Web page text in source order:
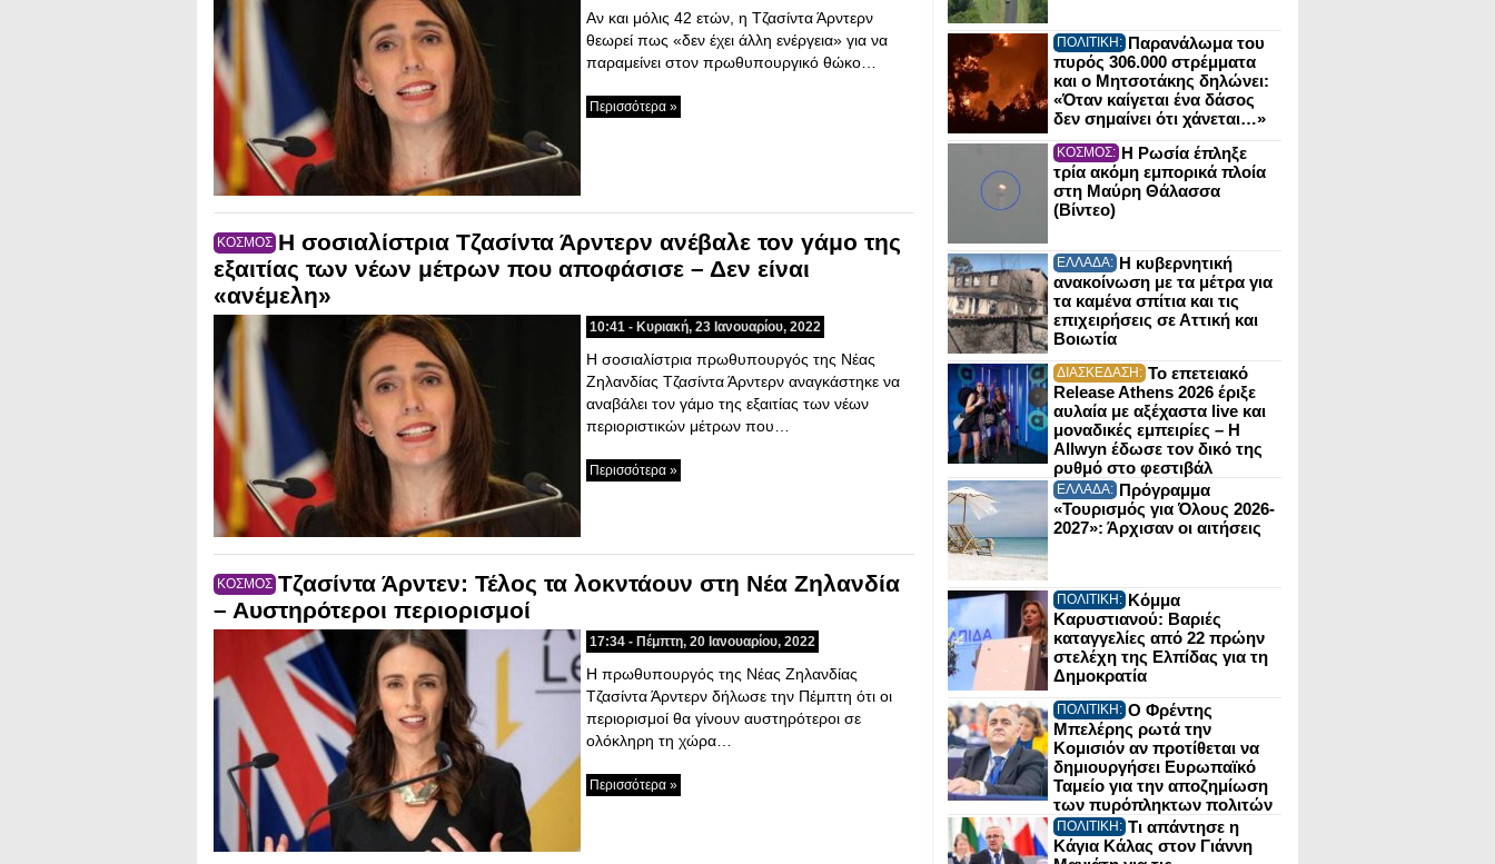
Αν και μόλις 42 ετών, η Τζασίντα Άρντερν
θεωρεί πως «δεν έχει άλλη ενέργεια» για να
παραμείνει στον πρωθυπουργικό θώκο…
Περισσότερα »
ΚΟΣΜΟΣ Η σοσιαλίστρια Τζασίντα Άρντερν ανέβαλε τον γάμο της
εξαιτίας των νέων μέτρων που αποφάσισε – Δεν είναι
«ανέμελη»
10:41 - Κυριακή, 23 Ιανουαρίου, 2022
Η σοσιαλίστρια πρωθυπουργός της Νέας
Ζηλανδίας Τζασίντα Άρντερν αναγκάστηκε να
αναβάλει τον γάμο της εξαιτίας των νέων
περιοριστικών μέτρων που…
Περισσότερα »
ΚΟΣΜΟΣ Τζασίντα Άρντεν: Τέλος τα λοκντάουν στη Νέα Ζηλανδία
– Αυστηρότεροι περιορισμοί
17:34 - Πέμπτη, 20 Ιανουαρίου, 2022
Η πρωθυπουργός της Νέας Ζηλανδίας
Τζασίντα Άρντερν δήλωσε την Πέμπτη ότι οι
περιορισμοί θα γίνουν αυστηρότεροι σε
ολόκληρη τη χώρα…
Περισσότερα »
ΠΟΛΙΤΙΚΗ: Παρανάλωμα του
πυρός 306.000 στρέμματα
και ο Μητσοτάκης δηλώνει:
«Όταν καίγεται ένα δάσος
δεν σημαίνει ότι χάνεται…»
ΚΟΣΜΟΣ: Η Ρωσία έπληξε
τρία ακόμη εμπορικά πλοία
στη Μαύρη Θάλασσα
(Βίντεο)
ΕΛΛΑΔΑ: Η κυβερνητική
ανακοίνωση με τα μέτρα για
τα καμένα σπίτια και τις
επιχειρήσεις σε Αττική και
Βοιωτία
ΔΙΑΣΚΕΔΑΣΗ: Το επετειακό
Release Athens 2026 έριξε
αυλαία με αξέχαστα live και
μοναδικές εμπειρίες – Η
Allwyn έδωσε τον δικό της
ρυθμό στο φεστιβάλ
ΕΛΛΑΔΑ: Πρόγραμμα
«Τουρισμός για Όλους 2026-
2027»: Άρχισαν οι αιτήσεις
ΠΟΛΙΤΙΚΗ: Κόμμα
Καρυστιανού: Βαριές
καταγγελίες από 22 πρώην
στελέχη της Ελπίδας για τη
Δημοκρατία
ΠΟΛΙΤΙΚΗ: Ο Φρέντης
Μπελέρης ρωτά την
Κομισιόν αν προτίθεται να
δημιουργήσει Ευρωπαϊκό
Ταμείο για την αποζημίωση
των πυρόπληκτων πολιτών
ΠΟΛΙΤΙΚΗ: Τι απάντησε η
Κάγια Κάλας στον Γιάννη